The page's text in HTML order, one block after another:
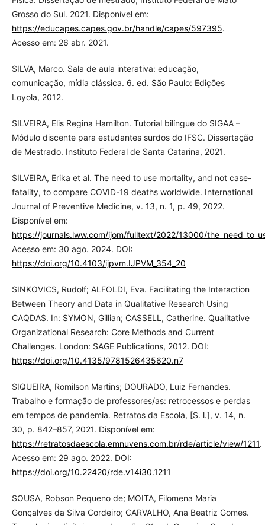
Grosso do Sul. 2021. Disponível em:
https://educapes.capes.gov.br/handle/capes/597395.
Acesso em: 26 abr. 2021.
SILVA, Marco. Sala de aula interativa: educação,
comunicação, mídia clássica. 6. ed. São Paulo: Edições
Loyola, 2012.
SILVEIRA, Elis Regina Hamilton. Tutorial bilíngue do SIGAA –
Módulo discente para estudantes surdos do IFSC. Dissertação
de Mestrado. Instituto Federal de Santa Catarina, 2021.
SILVEIRA, Erika et al. The need to use mortality, and not case-
fatality, to compare COVID-19 deaths worldwide. International
Journal of Preventive Medicine, v. 13, n. 1, p. 49, 2022.
Disponível em:
https://journals.lww.com/ijom/fulltext/2022/13000/
Acesso em: 30 ago. 2024. DOI:
https://doi.org/10.4103/ijpvm.IJPVM_354_20
SINKOVICS, Rudolf; ALFOLDI, Eva. Facilitating the Interaction
Between Theory and Data in Qualitative Research Using
CAQDAS. In: SYMON, Gillian; CASSELL, Catherine. Qualitative
Organizational Research: Core Methods and Current
Challenges. London: SAGE Publications, 2012. DOI:
https://doi.org/10.4135/9781526435620.n7
SIQUEIRA, Romilson Martins; DOURADO, Luiz Fernandes.
Trabalho e formação de professores/as: retrocessos e perdas
em tempos de pandemia. Retratos da Escola, [S. l.], v. 14, n.
30, p. 842–857, 2021. Disponível em:
https://retratosdaescola.emnuvens.com.br/rde/article/view/1211.
Acesso em: 29 ago. 2022. DOI:
https://doi.org/10.22420/rde.v14i30.1211
SOUSA, Robson Pequeno de; MOITA, Filomena Maria
Gonçalves da Silva Cordeiro; CARVALHO, Ana Beatriz Gomes.